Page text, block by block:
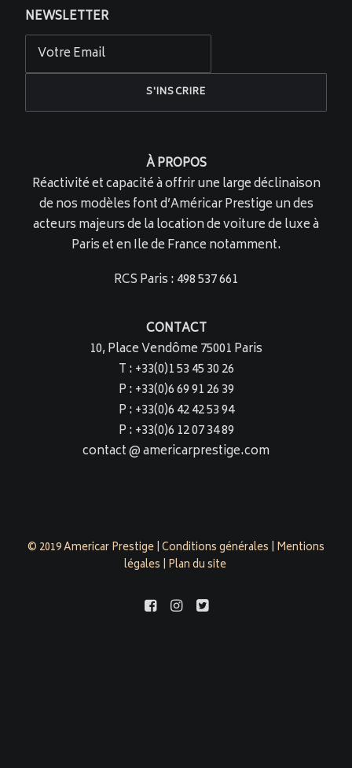
NEWSLETTER
À PROPOS
Réactivité et capacité à offrir une large déclinaison
de nos modèles font d’Américar Prestige un des
acteurs majeurs de la location de voiture de luxe à
Paris et en Ile de France notamment.
RCS Paris : 498 537 661
CONTACT
10, Place Vendôme 75001 Paris
T : +33(0)1 53 45 30 26
P : +33(0)6 69 91 26 39
P : +33(0)6 42 42 53 94
P : +33(0)6 12 07 34 89
contact @ americarprestige.com
© 2019 Americar Prestige |Conditions générales | Mentions
légales | Plan du site